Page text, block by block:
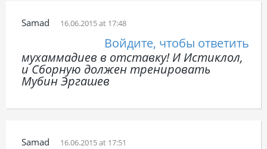
Samad 16.06.2015 at 17:48
Войдите, чтобы ответить
мухаммадиев в отставку! И Истиклол,
и Сборную должен тренировать
Мубин Эргашев
Samad 16.06.2015 at 17:51